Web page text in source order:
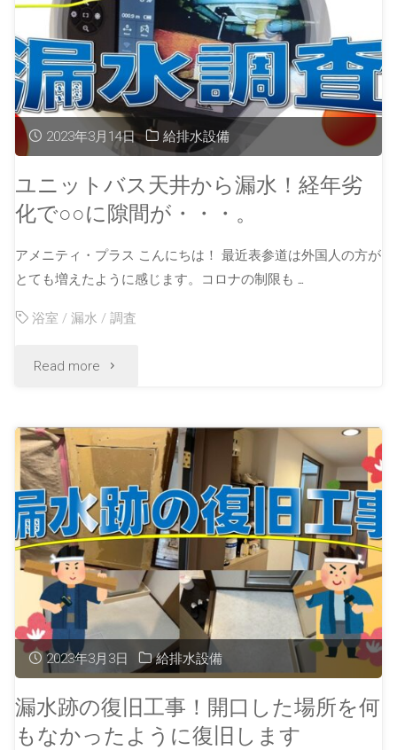
2023年3月14日 給排水設備
ユニットバス天井から漏水！経年劣
化で○○に隙間が・・・。
アメニティ・プラス こんにちは！ 最近表参道は外国人の方が
とても増えたように感じます。コロナの制限も …
浴室 /漏水 /調査
Read more
2023年3月3日 給排水設備
漏水跡の復旧工事！開口した場所を何
もなかったように復旧します